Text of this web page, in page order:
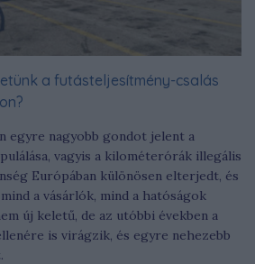
a futásteljesítmény-csalás
egyre nagyobb gondot jelent a
vagyis a kilométerórák illegális
Európában különösen elterjedt, és
a vásárlók, mind a hatóságok
új keletű, de az utóbbi években a
is virágzik, és egyre nehezebb